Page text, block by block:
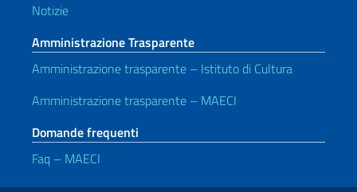
Notizie
Amministrazione Trasparente
Amministrazione trasparente – Istituto di Cultura
Amministrazione trasparente – MAECI
Domande frequenti
Faq – MAECI